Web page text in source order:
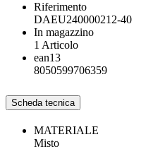
Riferimento
DAEU240000212-40
In magazzino
1 Articolo
ean13
8050599706359
Scheda tecnica
MATERIALE
Misto